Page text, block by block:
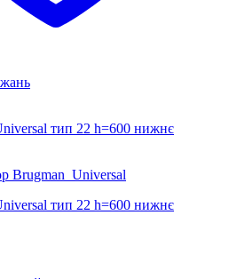
тип 22 h=600 нижнє
тип 22 h=600 нижнє